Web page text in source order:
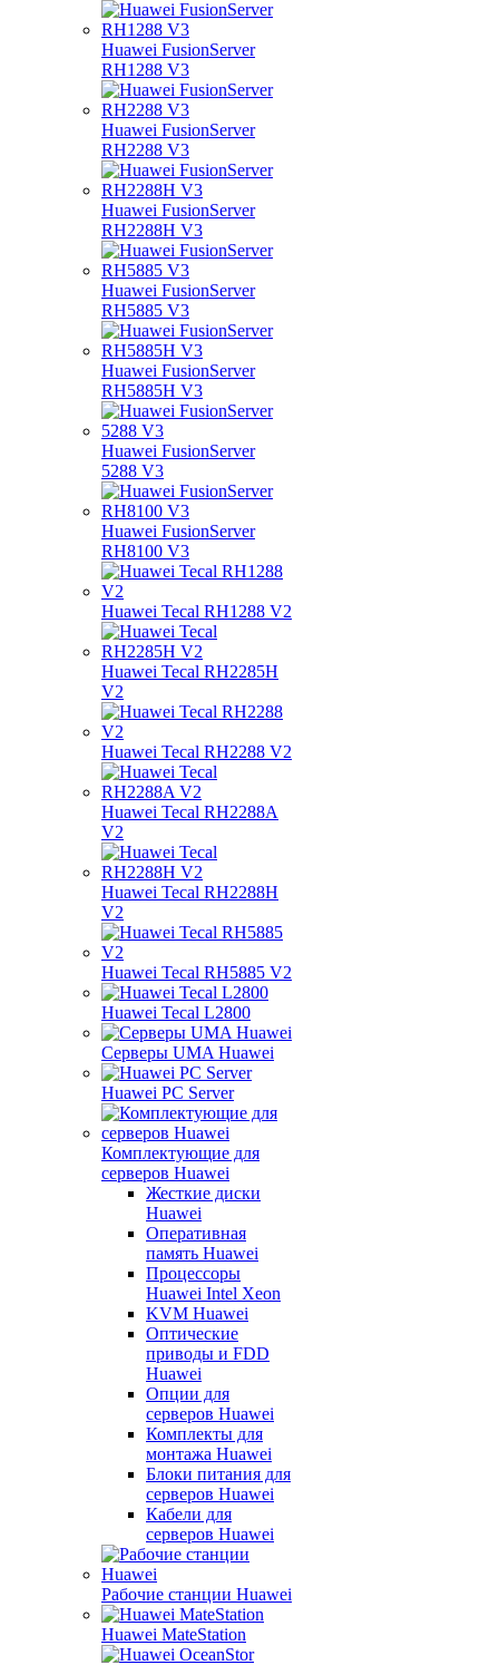
Huawei FusionServer
RH1288 V3
Huawei FusionServer
RH2288 V3
Huawei FusionServer
RH2288H V3
Huawei FusionServer
RH5885 V3
Huawei FusionServer
RH5885H V3
Huawei FusionServer
5288 V3
Huawei FusionServer
RH8100 V3
Huawei Tecal RH1288 V2
Huawei Tecal RH2285H
V2
Huawei Tecal RH2288 V2
Huawei Tecal RH2288A
V2
Huawei Tecal RH2288H
V2
Huawei Tecal RH5885 V2
Huawei Tecal L2800
Серверы UMA Huawei
Huawei PC Server
Комплектующие для
серверов Huawei
Жесткие диски
Huawei
Оперативная
память Huawei
Процессоры
Huawei Intel Xeon
KVM Huawei
Оптические
приводы и FDD
Huawei
Опции для
серверов Huawei
Комплекты для
монтажа Huawei
Блоки питания для
серверов Huawei
Кабели для
серверов Huawei
Рабочие станции Huawei
Huawei MateStation